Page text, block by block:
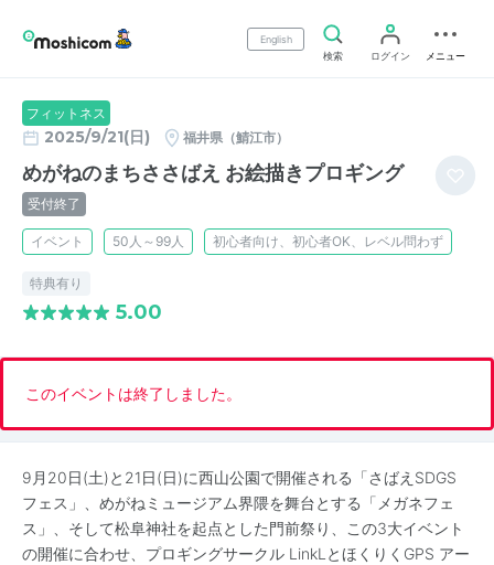
English
検索
ログイン メニュー
フィットネス
2025/9/21(日) 福井県（鯖江市）
めがねのまちささばえ お絵描きプロギング
受付終了
イベント 50人～99人 初心者向け、初心者OK、レベル問わず
特典有り
5.00
このイベントは終了しました。
9月20日(土)と21日(日)に西山公園で開催される「さばえSDGS
フェス」、めがねミュージアム界隈を舞台とする「メガネフェ
ス」、そして松阜神社を起点とした門前祭り、この3大イベント
の開催に合わせ、プロギングサークル LinkLとほくりくGPS アー